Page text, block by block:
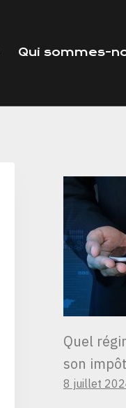
Qui sommes-
Quel
son
8 juillet